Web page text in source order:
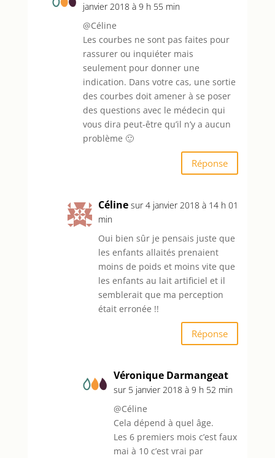
janvier 2018 à 9 h 55 min
@Céline
Les courbes ne sont pas faites pour
rassurer ou inquiéter mais
seulement pour donner une
indication. Dans votre cas, une sortie
des courbes doit amener à se poser
des questions avec le médecin qui
vous dira peut-être qu’il n’y a aucun
problème 🙂
Réponse
Céline sur 4 janvier 2018 à 14 h 01
min
Oui bien sûr je pensais juste que
les enfants allaités prenaient
moins de poids et moins vite que
les enfants au lait artificiel et il
semblerait que ma perception
était erronée !!
Réponse
Véronique Darmangeat
sur 5 janvier 2018 à 9 h 52 min
@Céline
Cela dépend à quel âge.
Les 6 premiers mois c’est faux
mai à 10 c’est vrai par